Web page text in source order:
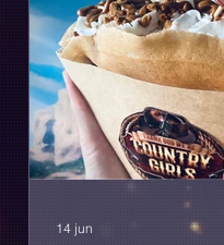
14 jun